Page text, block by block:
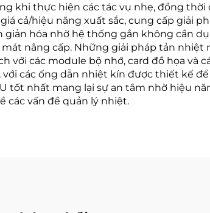
khi thực hiện các tác vụ nhẹ, đồng
cả/hiệu năng xuất sắc, cung cấp giải
hóa nhờ hệ thống gắn không cần
nâng cấp. Những giải pháp tản
với các module bộ nhớ, card đồ họa và
các ống dẫn nhiệt kín được thiết kế
tốt nhất mang lại sự an tâm nhờ hiệu
các vấn đề quản lý nhiệt.